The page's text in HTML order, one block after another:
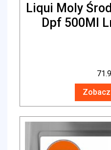
Liqui Moly
Dpf 500Ml